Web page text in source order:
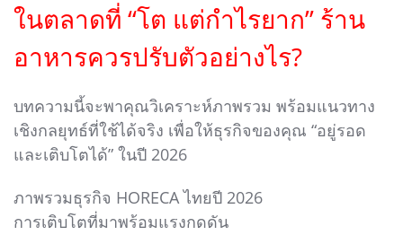
ในตลาดที่ “โต แต่กำไรยาก” ร้าน
อาหารควรปรับตัวอย่างไร?
บทความนี้จะพาคุณวิเคราะห์ภาพรวม พร้อมแนวทาง
เชิงกลยุทธ์ที่ใช้ได้จริง เพื่อให้ธุรกิจของคุณ “อยู่รอด
และเติบโตได้” ในปี 2026
ภาพรวมธุรกิจ HORECA ไทยปี 2026
การเติบโตที่มาพร้อมแรงกดดัน